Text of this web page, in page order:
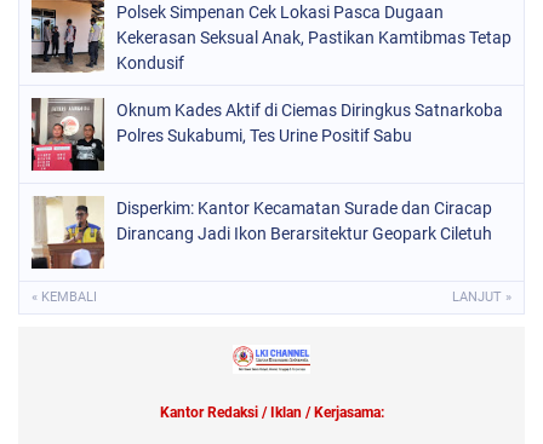
Polsek Simpenan Cek Lokasi Pasca Dugaan
Kekerasan Seksual Anak, Pastikan Kamtibmas Tetap
Kondusif
Oknum Kades Aktif di Ciemas Diringkus Satnarkoba
Polres Sukabumi, Tes Urine Positif Sabu
Disperkim: Kantor Kecamatan Surade dan Ciracap
Dirancang Jadi Ikon Berarsitektur Geopark Ciletuh
« KEMBALI LANJUT »
Kantor Redaksi / Iklan / Kerjasama: